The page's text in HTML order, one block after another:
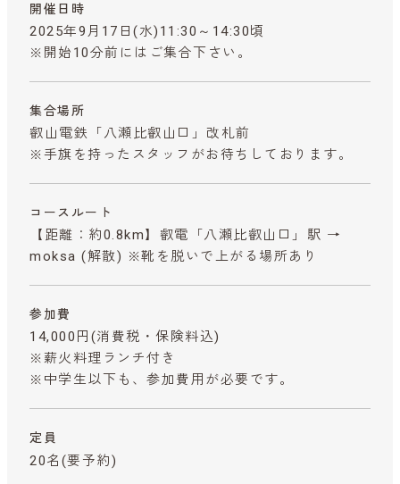
開催日時
2025年9月17日(水)11:30～14:30頃
※開始10分前にはご集合下さい。
集合場所
叡山電鉄「八瀬比叡山口」改札前
※手旗を持ったスタッフがお待ちしております。
コースルート
【距離：約0.8km】叡電「八瀬比叡山口」駅 →
moksa (解散) ※靴を脱いで上がる場所あり
参加費
14,000円 (消費税・保険料込)
※薪火料理ランチ付き
※中学生以下も、参加費用が必要です。
定員
20名(要予約)